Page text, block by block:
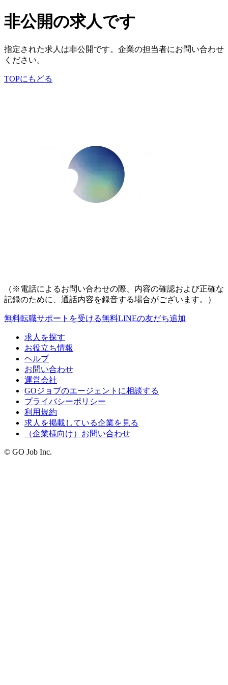
非公開の求人です
指定された求人は非公開です。企業の担当者にお問い合わせ
ください。
TOPにもどる
（※電話によるお問い合わせの際、内容の確認および正確な
記録のために、通話内容を録音する場合がございます。）
無料転職サポートを受ける無料LINEの友だち追加
求人を探す
お役立ち情報
ヘルプ
お問い合わせ
運営会社
GOジョブのエージェントに相談する
プライバシーポリシー
利用規約
求人を掲載している企業を見る
（企業様向け）お問い合わせ
© GO Job Inc.